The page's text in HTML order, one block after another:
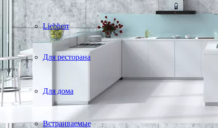
Liebherr
Для ресторана
Для дома
Встраиваемые